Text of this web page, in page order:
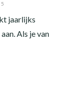
jaarlijks
Als je van